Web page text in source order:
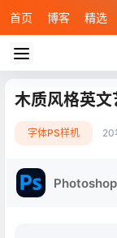
首页 博客 精选
木质风格英
字体PS样机 20
Photoshop